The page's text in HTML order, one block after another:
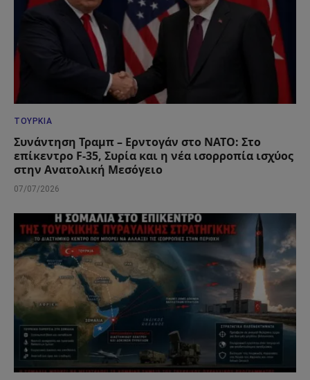
ΤΟΥΡΚΊΑ
Συνάντηση Τραμπ – Ερντογάν στο ΝΑΤΟ: Στο
επίκεντρο F-35, Συρία και η νέα ισορροπία ισχύος
στην Ανατολική Μεσόγειο
07/07/2026